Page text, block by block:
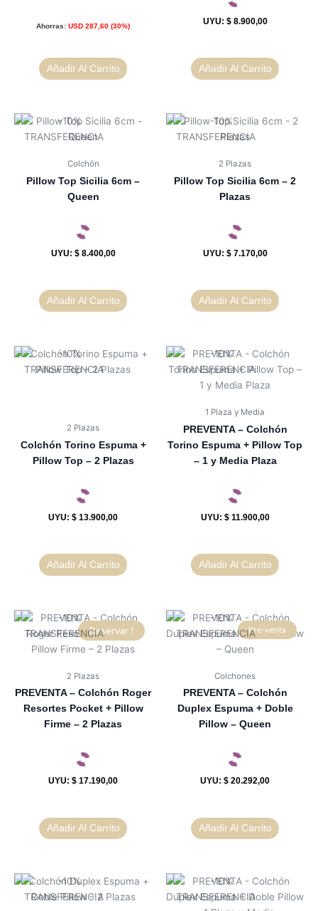
Ahorras: USD 287,60 (30%)
Añadir Al Carrito
UYU: $ 8.900,00
Añadir Al Carrito
Colchón
Pillow Top Sicilia 6cm –
Queen
UYU: $ 8.400,00
Añadir Al Carrito
2 Plazas
Pillow Top Sicilia 6cm – 2
Plazas
UYU: $ 7.170,00
Añadir Al Carrito
2 Plazas
Colchón Torino Espuma +
Pillow Top – 2 Plazas
UYU: $ 13.900,00
Añadir Al Carrito
1 Plaza y Media
PREVENTA – Colchón
Torino Espuma + Pillow Top
– 1 y Media Plaza
UYU: $ 11.900,00
Añadir Al Carrito
Reservar !
2 Plazas
PREVENTA – Colchón Roger
Resortes Pocket + Pillow
Firme – 2 Plazas
UYU: $ 17.190,00
Añadir Al Carrito
Pre-venta
Colchones
PREVENTA – Colchón
Duplex Espuma + Doble
Pillow – Queen
UYU: $ 20.292,00
Añadir Al Carrito